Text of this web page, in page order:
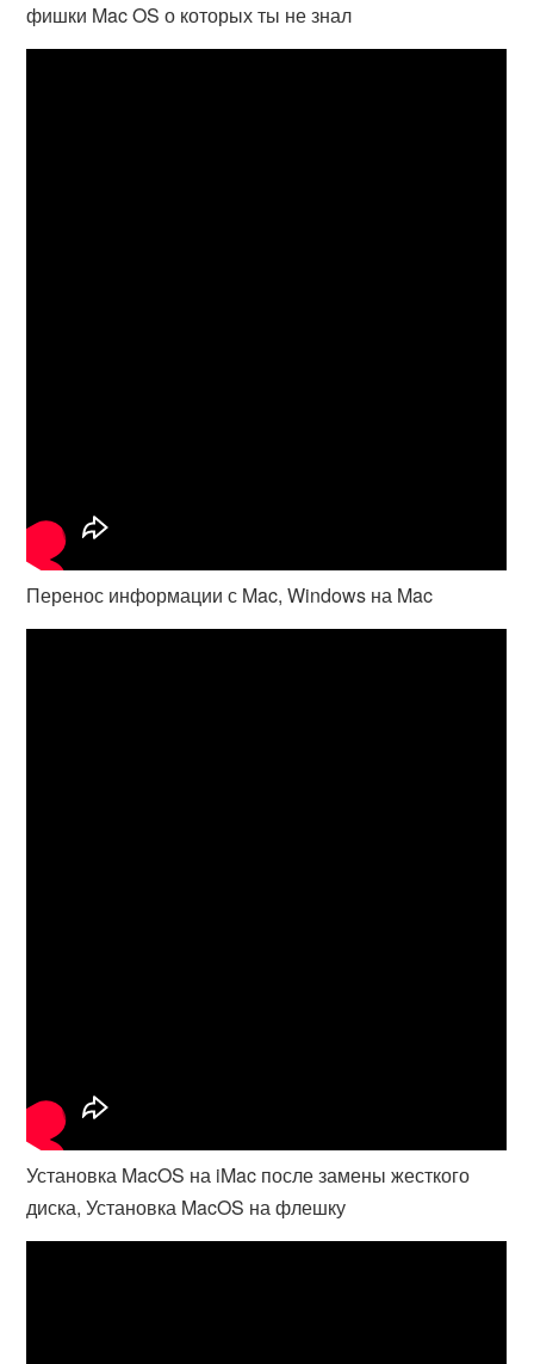
фишки Mac OS о которых ты не знал
Перенос информации с Mac, Windows на Mac
Установка MacOS на iMac после замены жесткого
диска, Установка MacOS на флешку